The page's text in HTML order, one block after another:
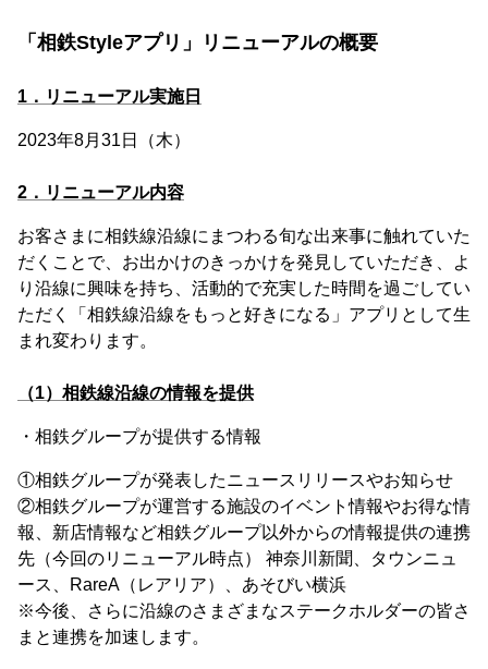
「相鉄Styleアプリ」リニューアルの概要
1．リニューアル実施日
2023年8月31日（木）
2．リニューアル内容
お客さまに相鉄線沿線にまつわる旬な出来事に触れていた
だくことで、お出かけのきっかけを発見していただき、よ
り沿線に興味を持ち、活動的で充実した時間を過ごしてい
ただく「相鉄線沿線をもっと好きになる」アプリとして生
まれ変わります。
（1）相鉄線沿線の情報を提供
・相鉄グループが提供する情報
①相鉄グループが発表したニュースリリースやお知らせ
②相鉄グループが運営する施設のイベント情報やお得な情
報、新店情報など相鉄グループ以外からの情報提供の連携
先（今回のリニューアル時点） 神奈川新聞、タウンニュ
ース、RareA（レアリア）、あそびい横浜
※今後、さらに沿線のさまざまなステークホルダーの皆さ
まと連携を加速します。